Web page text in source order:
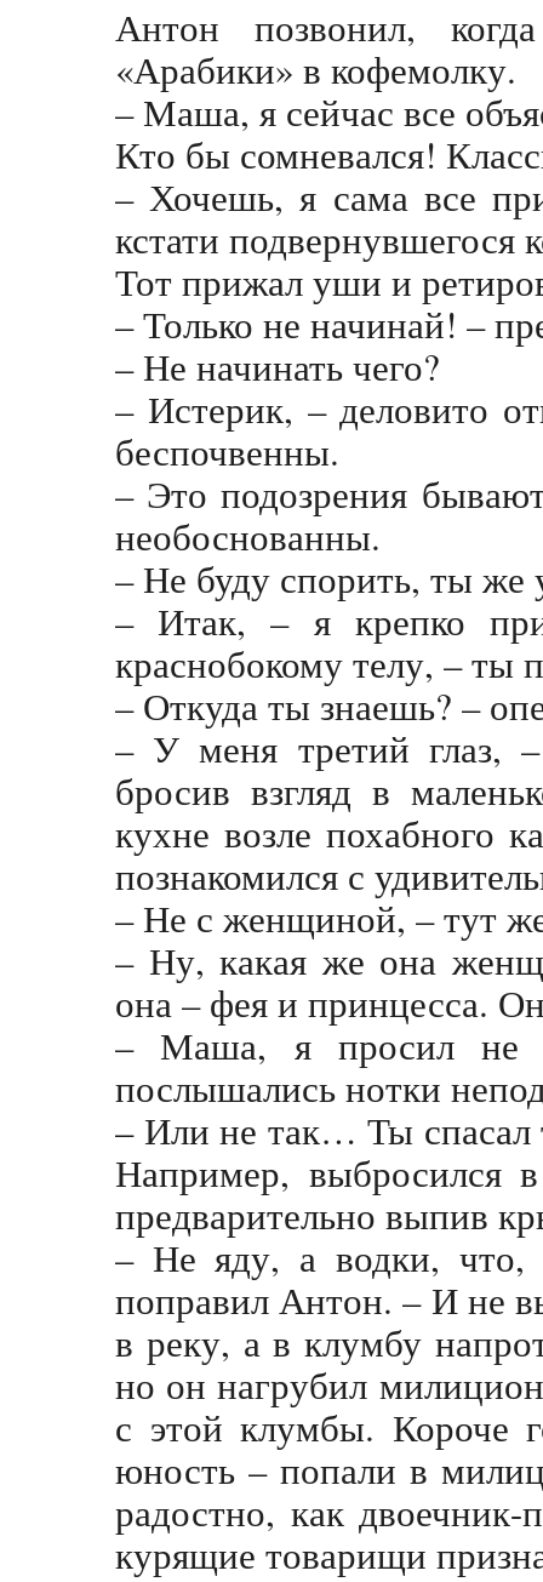
Антон позвонил,
«Арабики» в кофемолку.
– Маша, я сейчас все
Кто бы сомневался!
– Хочешь, я сама все
кстати подвернувшегося
Тот прижал уши и
– Только не начинай! –
– Не начинать чего?
– Истерик, – деловито
беспочвенны.
– Это подозрения
необоснованны.
– Не буду спорить, ты же
– Итак, – я крепко
краснобокому телу, –
– Откуда ты знаешь? –
– У меня третий глаз,
бросив взгляд в
кухне возле похабного
познакомился с
– Не с женщиной, – тут
– Ну, какая же она
она – фея и принцесса.
– Маша, я просил не
послышались нотки
– Или не так… Ты спасал
Например, выбросился
предварительно выпив
– Не яду, а водки,
поправил Антон. – И не
в реку, а в клумбу
но он нагрубил
с этой клумбы. Короче
юность – попали в
радостно, как двоечник-
курящие товарищи